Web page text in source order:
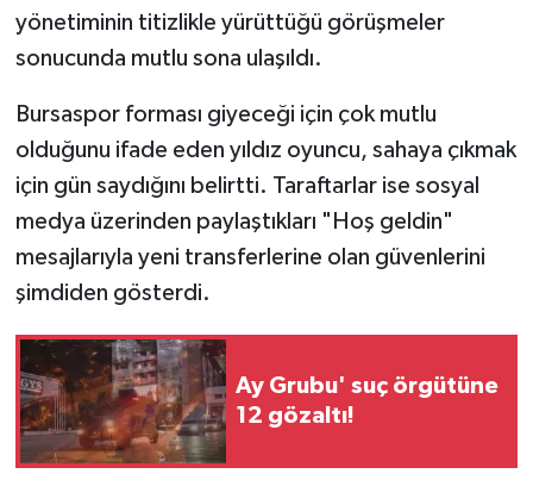
yönetiminin titizlikle yürüttüğü görüşmeler
sonucunda mutlu sona ulaşıldı.
Bursaspor forması giyeceği için çok mutlu
olduğunu ifade eden yıldız oyuncu, sahaya çıkmak
için gün saydığını belirtti. Taraftarlar ise sosyal
medya üzerinden paylaştıkları "Hoş geldin"
mesajlarıyla yeni transferlerine olan güvenlerini
şimdiden gösterdi.
Ay Grubu' suç örgütüne
12 gözaltı!